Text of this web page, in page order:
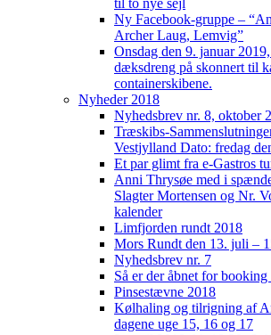
til to nye sejl
Ny Facebook-gruppe –
Archer Laug, Lemvig”
Onsdag den 9. januar
dæksdreng på skonnert til
containerskibene.
Nyheder 2018
Nyhedsbrev nr. 8, oktober
Træskibs-
Vestjylland Dato: fredag
Et par glimt fra e-Gastros
Anni Thrysøe med i
Slagter Mortensen og Nr.
kalender
Limfjorden rundt 2018
Mors Rundt den 13. juli –
Nyhedsbrev nr. 7
Så er der åbnet for
Pinsestævne 2018
Kølhaling og tilrigning af
dagene uge 15, 16 og 17